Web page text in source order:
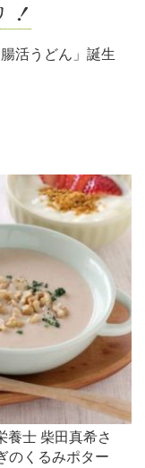
活うどん」誕生
養士 柴田真希さ
のくるみポター